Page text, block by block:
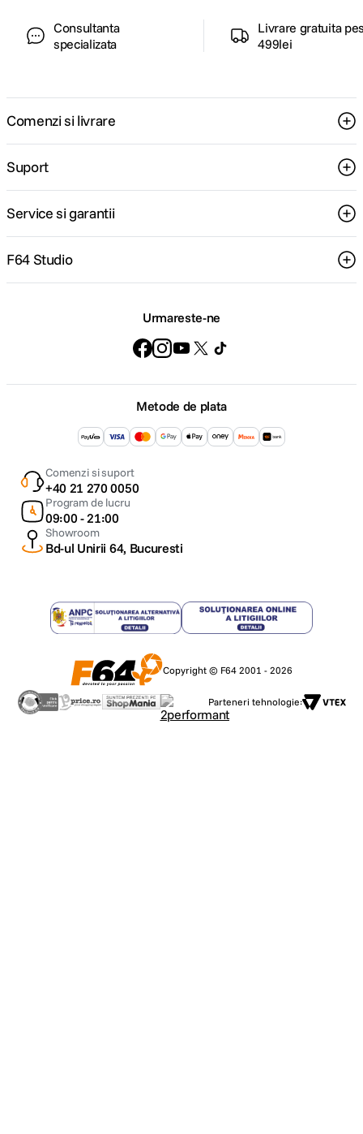
Consultanta
specializata
Livrare gratuita
499lei
Comenzi si livrare
Suport
Service si garantii
F64 Studio
Urmareste-ne
Metode de plata
Comenzi si suport
+40 21 270 0050
Program de lucru
09:00 - 21:00
Showroom
Bd-ul Unirii 64, Bucuresti
Copyright © F64 2001 - 2026
Parteneri tehnologie: